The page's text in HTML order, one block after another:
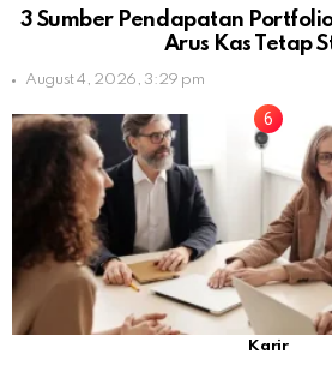
3 Sumber Pendapatan
Arus Kas Tetap
August 4, 2026, 3:29 pm
Karir